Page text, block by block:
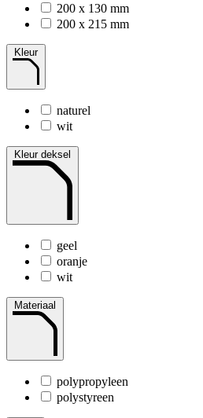
200 x 130 mm
200 x 215 mm
Kleur
naturel
wit
Kleur deksel
geel
oranje
wit
Materiaal
polypropyleen
polystyreen